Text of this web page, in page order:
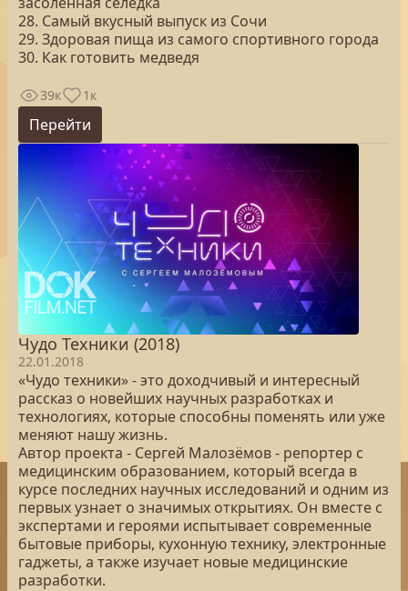
28. Самый вкусный выпуск из Сочи
29. Здоровая пища из самого спортивного города
30. Как готовить медведя
39к 1к
Перейти
Чудо Техники (2018)
22.01.2018
«Чудо техники» - это доходчивый и интересный
рассказ о новейших научных разработках и
технологиях, которые способны поменять или уже
меняют нашу жизнь.
Автор проекта - Сергей Малозёмов - репортер с
медицинским образованием, который всегда в
курсе последних научных исследований и одним из
первых узнает о значимых открытиях. Он вместе с
экспертами и героями испытывает современные
бытовые приборы, кухонную технику, электронные
гаджеты, а также изучает новые медицинские
разработки.